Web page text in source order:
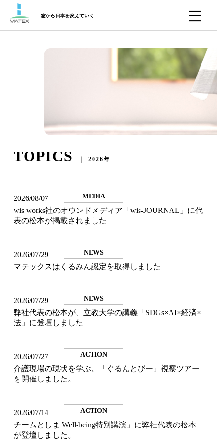
窓から日本を変えていく
TOPICS ｜ 2026年
2026/08/07 MEDIA
wis works社のオウンドメディア「wis-JOURNAL」に代
表の松本が掲載されました
2026/07/29 NEWS
マテックスはくるみん認定を取得しました
2026/07/29 NEWS
弊社代表の松本が、立教大学の講義「SDGs×AI×経済×
法」に登壇しました
2026/07/27 ACTION
介護現場の現状を学ぶ。「ぐるんとびー」視察ツアー
を開催しました。
2026/07/14 ACTION
チームとしま Well-being特別講演」に弊社代表の松本
が登壇しました。